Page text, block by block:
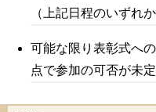
（上記日程のいずれ
可能な限り表彰式へ
点で参加の可否が未